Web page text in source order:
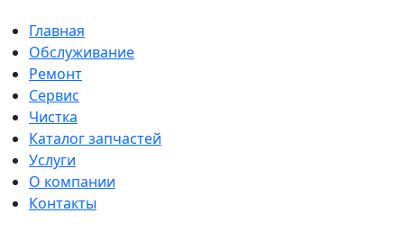
Главная
Обслуживание
Ремонт
Сервис
Чистка
Каталог запчастей
Услуги
О компании
Контакты